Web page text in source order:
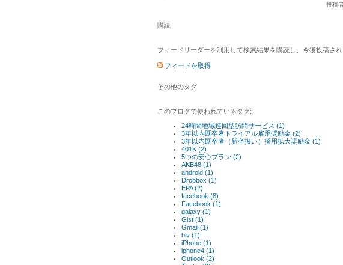
投稿
購読
フィードリーダーを利用して検索結果を購読し、今後投稿さ
フィードを取得
その他のタグ
このブログで使われているタグ:
24時間地域巡回型訪問サービス (1)
3年以内既卒者トライアル雇用奨励金 (2)
3年以内既卒者（新卒扱い）採用拡大奨励金 (1)
401K (2)
5つの安心プラン (2)
AKB48 (1)
android (1)
Dropbox (1)
EPA (2)
facebook (8)
Facebook (1)
galaxy (1)
Gist (1)
Gmail (1)
hiv (1)
iPhone (1)
iphone4 (1)
Outlook (2)